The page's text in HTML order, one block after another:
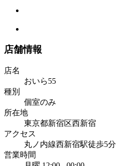
店舗情報
店名
おいら55
種別
個室のみ
所在地
東京都新宿区西新宿
アクセス
丸ノ内線西新宿駅徒歩5分
営業時間